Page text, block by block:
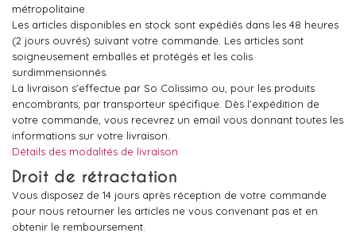
métropolitaine.
Les articles disponibles en stock sont expédiés dans les 48 heures
(2 jours ouvrés) suivant votre commande. Les articles sont
soigneusement emballés et protégés et les colis
surdimmensionnés.
La livraison s'effectue par So Colissimo ou, pour les produits
encombrants, par transporteur spécifique. Dès l'expédition de
votre commande, vous recevrez un email vous donnant toutes les
informations sur votre livraison.
Détails des modalités de livraison
Droit de rétractation
Vous disposez de 14 jours après réception de votre commande
pour nous retourner les articles ne vous convenant pas et en
obtenir le remboursement.